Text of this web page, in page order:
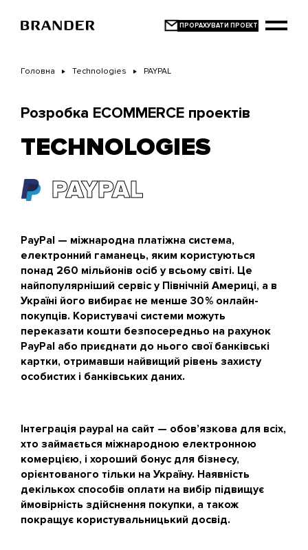
основного
Головна Technologies PAYPAL
Розробка ECOMMERCE проектів
TECHNOLOGIES
PAYPAL
PayPal — міжнародна платіжна система,
електронний гаманець, яким користуються
понад 260 мільйонів осіб у всьому світі. Це
найпопулярніший сервіс у Північній Америці, а в
Україні його вибирає не менше 30 % онлайн-
покупців. Користувачі системи можуть
переказати кошти безпосередньо на рахунок
PayPal або приєднати до нього свої банківські
картки, отримавши найвищий рівень захисту
особистих і банківських даних.
Інтеграція paypal на сайт — обов’язкова для всіх,
хто займається міжнародною електронною
комерцією, і хороший бонус для бізнесу,
орієнтованого тільки на Україну. Наявність
декількох способів оплати на вибір підвищує
ймовірність здійснення покупки, а також
покращує користувальницький досвід.